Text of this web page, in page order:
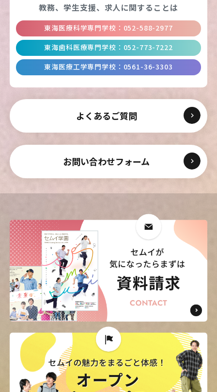
よくあるご質問
お問い合わせフォーム
教務、学生支援、 求人に関することは
東海医療科学専門学校 ： 052-588-2977
東海歯科医療専門学校 ： 052-773-7222
東海医療工学専門学校 ： 0561-36-3303
東海医療工学
専門学校
CLOSE
東海医療工学
専門学校
CLOSE
東海医療工学
専門学校
CLOSE
東海医療工学
専門学校
CLOSE